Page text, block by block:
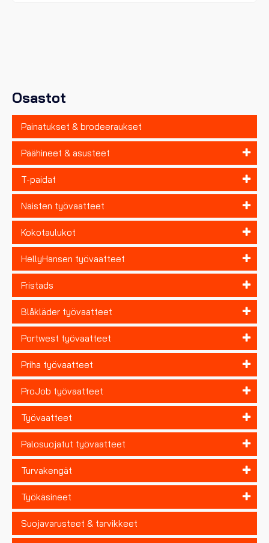
Osastot
Painatukset & brodeeraukset
Päähineet & asusteet
T-paidat
Naisten työvaatteet
Kokotaulukot
HellyHansen työvaatteet
Fristads
Blåkläder työvaatteet
Portwest työvaatteet
Priha työvaatteet
ProJob työvaatteet
Työvaatteet
Palosuojatut työvaatteet
Turvakengät
Työkäsineet
Suojavarusteet & tarvikkeet